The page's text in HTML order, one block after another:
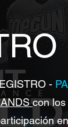
-
con